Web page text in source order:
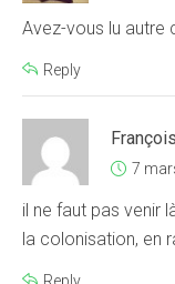
Avez-vous lu autre
Reply
7
il ne faut pas venir
la colonisation, en
Reply